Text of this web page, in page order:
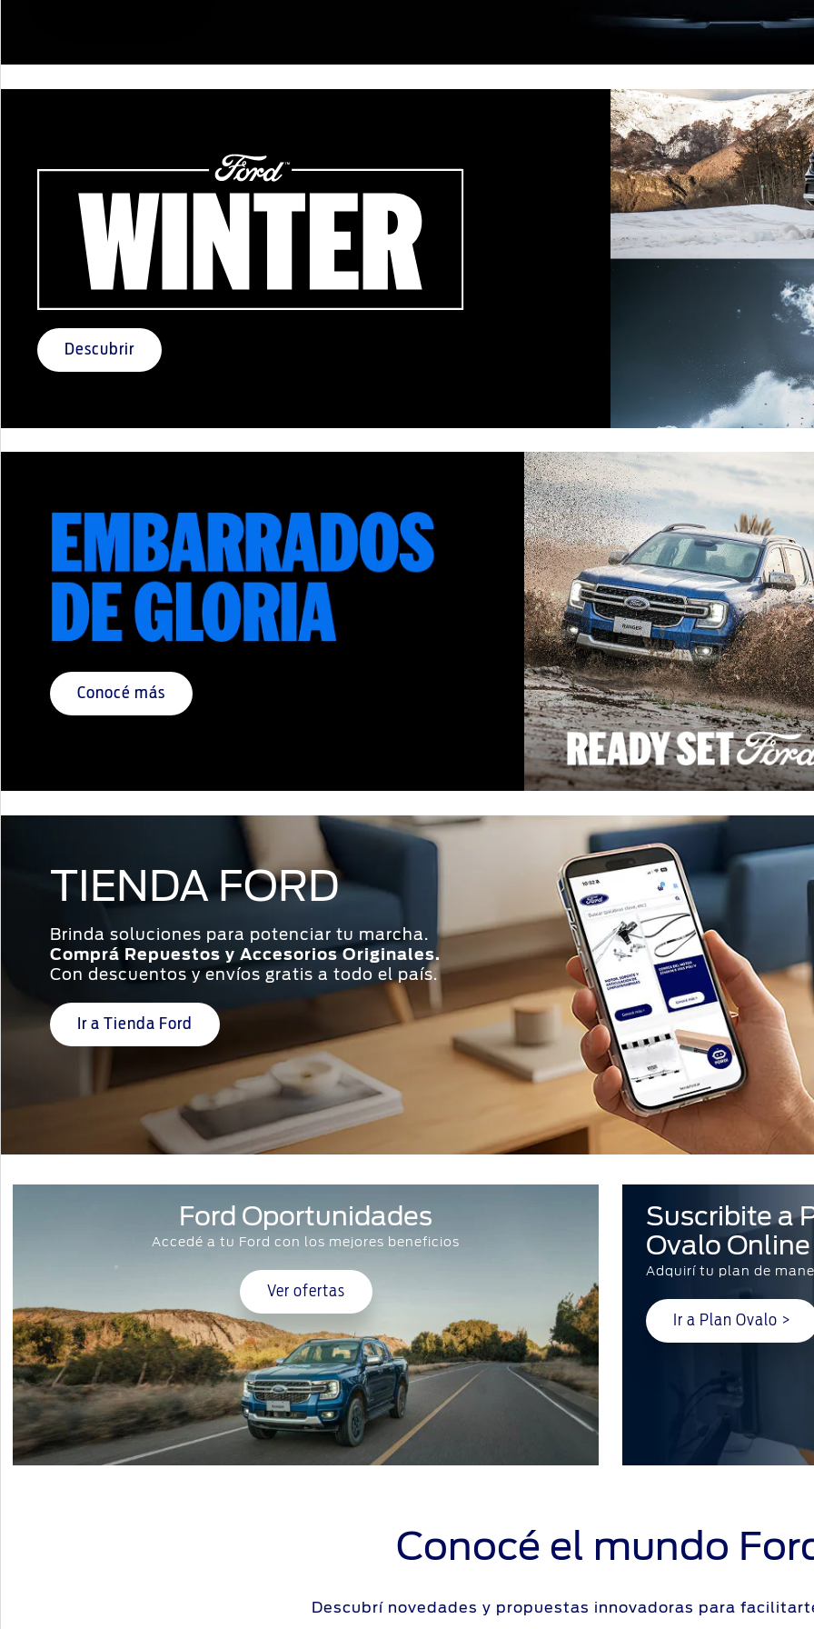
Descubrir
Conocé más
TIENDA FORD
Brinda soluciones para potenciar tu marcha.
Comprá Repuestos y Accesorios Originales.
Con descuentos y envíos gratis a todo el país.
Ir a Tienda Ford
Ford Oportunidades
Accedé a tu Ford con los mejores beneficios
Ver ofertas
Suscribite a
Ovalo Online
Adquirí tu plan de
Ir a Plan Ovalo >
Conocé el mundo
Descubrí novedades y propuestas innovadoras para